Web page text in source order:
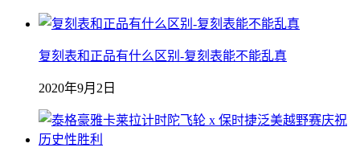
复刻表和正品有什么区别-复刻表能不能乱真
2020年9月2日